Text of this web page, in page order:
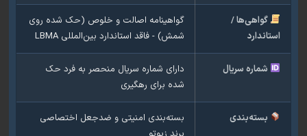
گواهی‌ها /
گواهینامه اصالت و خلوص (حک شده روی
شمش) - فاقد استاندارد بین‌المللی LBMA
شماره سریال
دارای شماره سریال منحصر به فرد حک
شده برای رهگیری
بسته‌بندی
بسته‌بندی امنیتی و ضدجعل اختصاصی